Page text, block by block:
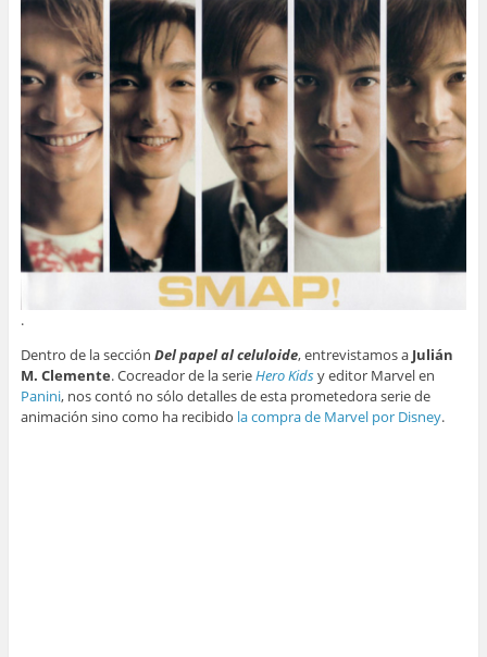
.
Dentro de la sección Del papel al celuloide, entrevistamos a Julián
M. Clemente. Cocreador de la serieHero Kidsy editor Marvel en
Panini, nos contó no sólo detalles de esta prometedora serie de
animación sino como ha recibido la compra de Marvel por Disney.